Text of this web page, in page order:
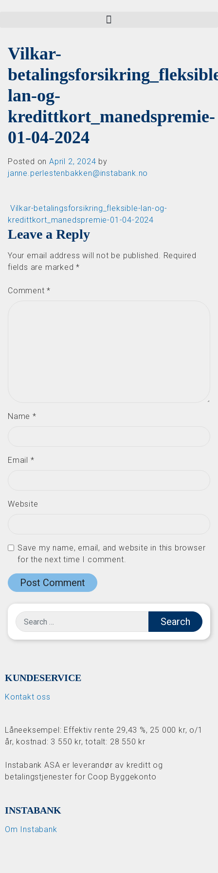
Vilkar-
lan-og-
kredittkort_manedspremie-
01-04-2024
Posted onApril 2, 2024 by
janne.perlestenbakken@instabank.no
Post navigation
Vilkar-betalingsforsikring_fleksible-lan-og-
kredittkort_manedspremie-01-04-2024
Leave a Reply
Your email address will not be published. Required
fields are marked*
Comment*
Name *
Email *
Website
Save my name, email, and website in this browser
for the next time I comment.
Search
KUNDESERVICE
Kontakt oss
Låneeksempel: Effektiv rente 29,43 %, 25 000 kr, o/1
år, kostnad: 3 550 kr, totalt: 28 550 kr
Instabank ASA er leverandør av kreditt og
betalingstjenester for Coop Byggekonto
INSTABANK
Om Instabank